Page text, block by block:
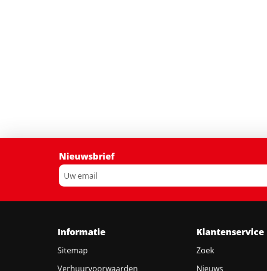
Nieuwsbrief
Informatie
Sitemap
Verhuurvoorwaarden
Klantenservice
Zoek
Nieuws